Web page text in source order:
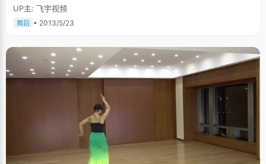
UP主: 飞宇视频
舞蹈 • 2013/5/23